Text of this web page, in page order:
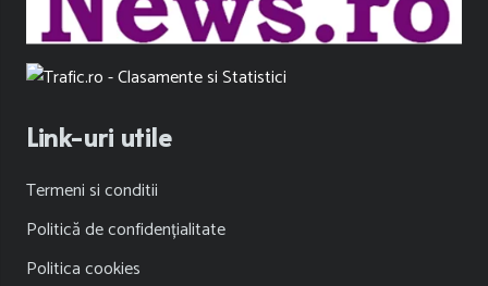
Link-uri utile
Termeni si conditii
Politică de confidențialitate
Politica cookies